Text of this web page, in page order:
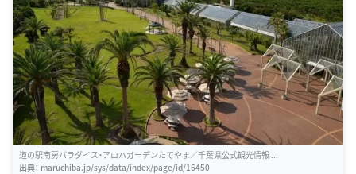
道の駅南房パラダイス・アロハガーデンたてやま／千葉県公式観光情報 ...
出典： maruchiba.jp/sys/data/index/page/id/16450